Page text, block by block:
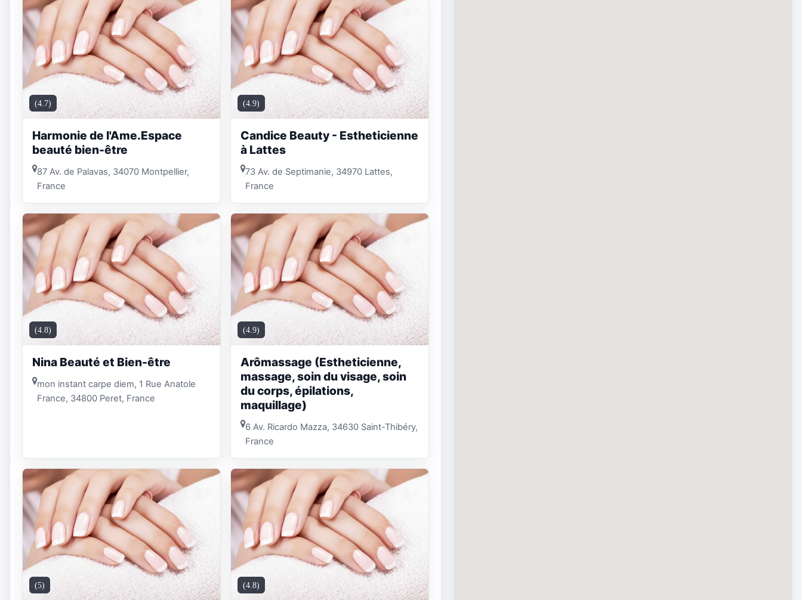
(4.7)
Harmonie de l'Ame.Espace
beauté bien-être
87 Av. de Palavas, 34070 Montpellier,
France
(4.9)
Candice Beauty - Estheticienne
à Lattes
73 Av. de Septimanie, 34970 Lattes,
France
(4.8)
Nina Beauté et Bien-être
mon instant carpe diem, 1 Rue Anatole
France, 34800 Peret, France
(4.9)
Arômassage (Estheticienne,
massage, soin du visage, soin
du corps, épilations,
maquillage)
6 Av. Ricardo Mazza, 34630 Saint-Thibéry,
France
(5) (4.8)